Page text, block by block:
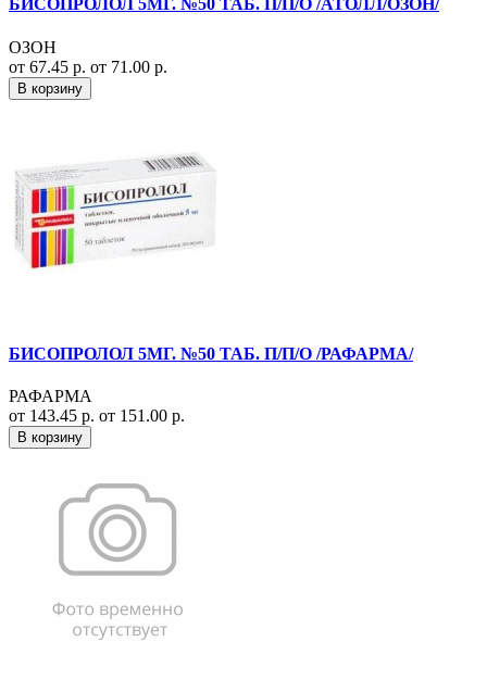
БИСОПРОЛОЛ 5МГ. №50 ТАБ. П/П/О /АТОЛЛ/ОЗОН/
ОЗОН
от 67.45 р. от 71.00 р.
В корзину
БИСОПРОЛОЛ 5МГ. №50 ТАБ. П/П/О /РАФАРМА/
РАФАРМА
от 143.45 р. от 151.00 р.
В корзину